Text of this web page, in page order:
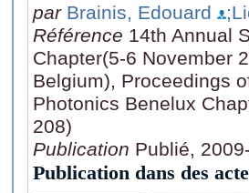
par Brainis, Edouard
Référence 14th Annual
Chapter(5-6 November
Belgium), Proceedings
Photonics Benelux
208)
Publication Publié,
Publication dans des